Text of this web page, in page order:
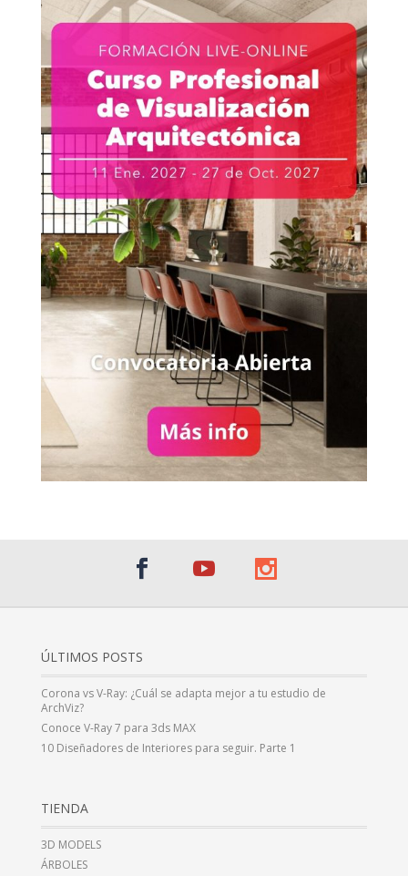
ÚLTIMOS POSTS
Corona vs V-Ray: ¿Cuál se adapta mejor a tu estudio de
ArchViz?
Conoce V-Ray 7 para 3ds MAX
10 Diseñadores de Interiores para seguir. Parte 1
TIENDA
3D MODELS
ÁRBOLES